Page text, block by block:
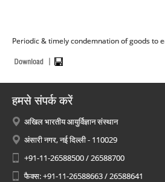
Periodic & timely condemnation of goods to
हमसे संपर्क करें
अखिल भारतीय आयुर्विज्ञान संस्थान
अंसारी नगर, नई दिल्ली - 110029
+91-11-26588500 / 26588700
फैक्स: +91-11-26588663 / 26588641